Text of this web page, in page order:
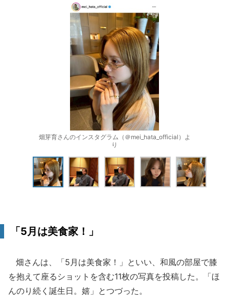
畑芽育さんのインスタグラム（＠mei_hata_official）よ
り
「5月は美食家！」
畑さんは、「5月は美食家！」といい、和風の部屋で膝
を抱えて座るショットを含む11枚の写真を投稿した。「ほ
んのり続く誕生日。嬉」とつづった。